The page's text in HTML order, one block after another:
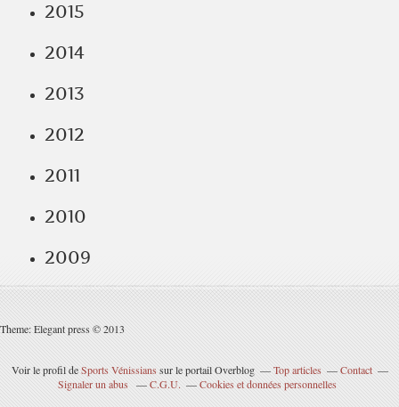
2015
2014
2013
2012
2011
2010
2009
Theme: Elegant press © 2013
Voir le profil deSports Vénissians sur le portail Overblog Top articles
Contact
Signaler un abus
C.G.U. Cookies et données personnelles